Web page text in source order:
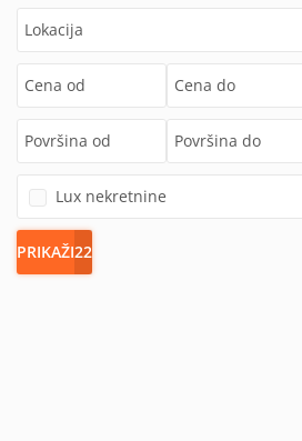
Lux nekretnine
PRIKAŽI22